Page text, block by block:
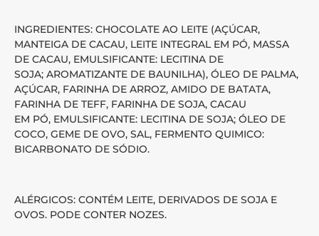
INGREDIENTES: CHOCOLATE AO LEITE (AÇÚCAR,
MANTEIGA DE CACAU, LEITE INTEGRAL EM PÓ, MASSA
DE CACAU, EMULSIFICANTE: LECITINA DE
SOJA; AROMATIZANTE DE BAUNILHA), ÓLEO DE PALMA,
AÇÚCAR, FARINHA DE ARROZ, AMIDO DE BATATA,
FARINHA DE TEFF, FARINHA DE SOJA, CACAU
EM PÓ, EMULSIFICANTE: LECITINA DE SOJA; ÓLEO DE
COCO, GEME DE OVO, SAL, FERMENTO QUIMICO:
BICARBONATO DE SÓDIO.
ALÉRGICOS: CONTÉM LEITE, DERIVADOS DE SOJA E
OVOS. PODE CONTER NOZES.